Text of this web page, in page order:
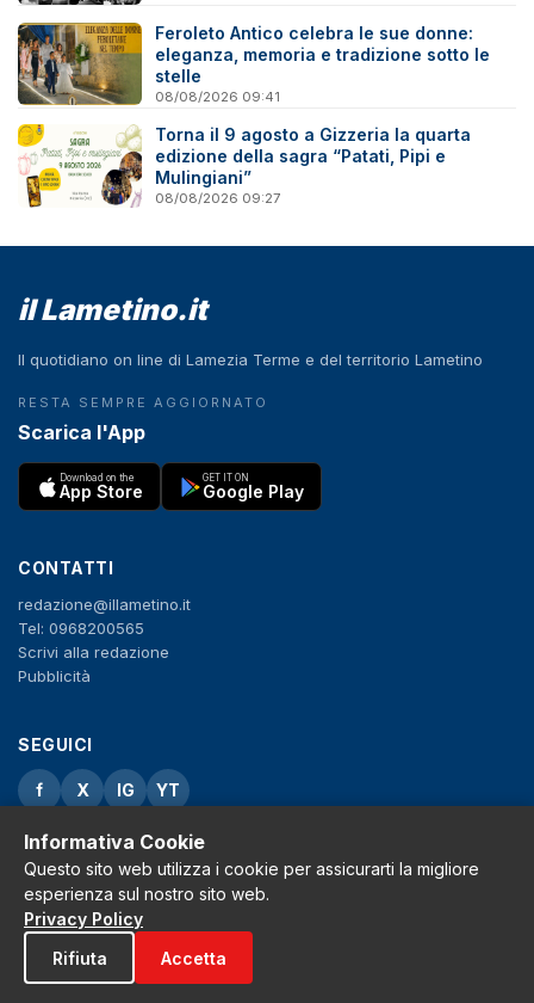
Feroleto Antico celebra le sue donne:
eleganza, memoria e tradizione sotto le
stelle
08/08/2026 09:41
Torna il 9 agosto a Gizzeria la quarta
edizione della sagra “Patati, Pipi e
Mulingiani”
08/08/2026 09:27
il Lametino.it
Il quotidiano on line di Lamezia Terme e del territorio Lametino
RESTA SEMPRE AGGIORNATO
Scarica l'App
Download on the
App Store
GET IT ON
Google Play
CONTATTI
redazione@illametino.it
Tel: 0968200565
Scrivi alla redazione
Pubblicità
SEGUICI
f X IG YT
Privacy Policy
Cookie Policy
Note legali
La Redazione
© 2026 Grh s.r.l. - P.iva 02650550797 - Tutti i diritti sono riservati
Informativa Cookie
Questo sito web utilizza i cookie per assicurarti la migliore
esperienza sul nostro sito web.
Privacy Policy
Rifiuta
Accetta